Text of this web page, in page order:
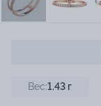
Вес:1.43 г